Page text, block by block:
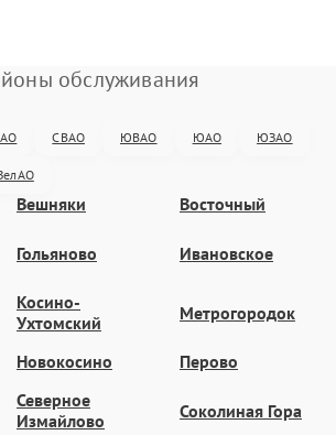
обслуживания
СВАО ЮВАО ЮАО ЮЗАО
Вешняки
Восточный
Гольяново Ивановское
Косино-
Ухтомский
Метрогородок
Новокосино Перово
Северное
Измайлово
Соколиная Гора